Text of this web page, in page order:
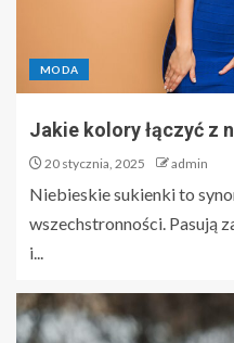
MODA
Jakie kolory łączyć z
20 stycznia, 2025 admin
Niebieskie sukienki to
wszechstronności. Pasują
i...